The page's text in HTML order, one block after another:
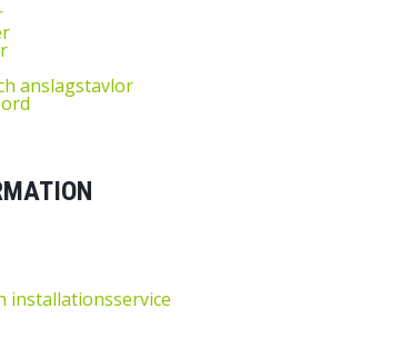
anslagstavlor
installationsservice